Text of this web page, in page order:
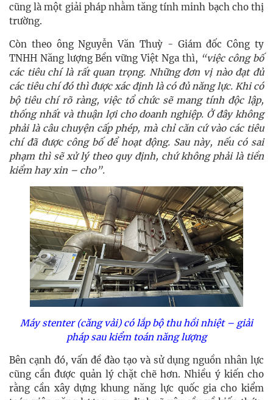
cũng là một giải pháp nhằm tăng tính minh bạch cho thị
trường.
Còn theo ông Nguyễn Văn Thuỳ - Giám đốc Công ty
TNHH Năng lượng Bền vững Việt Nga thì, “việc công bố
các tiêu chí là rất quan trọng. Những đơn vị nào đạt đủ
các tiêu chí đó thì được xác định là có đủ năng lực. Khi có
bộ tiêu chí rõ ràng, việc tổ chức sẽ mang tính độc lập,
thống nhất và thuận lợi cho doanh nghiệp. Ở đây không
phải là câu chuyện cấp phép, mà chỉ căn cứ vào các tiêu
chí đã được công bố để hoạt động. Sau này, nếu có sai
phạm thì sẽ xử lý theo quy định, chứ không phải là tiền
kiểm hay xin – cho”.
Máy stenter (căng vải) có lắp bộ thu hồi nhiệt – giải
pháp sau kiểm toán năng lượng
Bên cạnh đó, vấn đề đào tạo và sử dụng nguồn nhân lực
cũng cần được quản lý chặt chẽ hơn. Nhiều ý kiến cho
rằng cần xây dựng khung năng lực quốc gia cho kiểm